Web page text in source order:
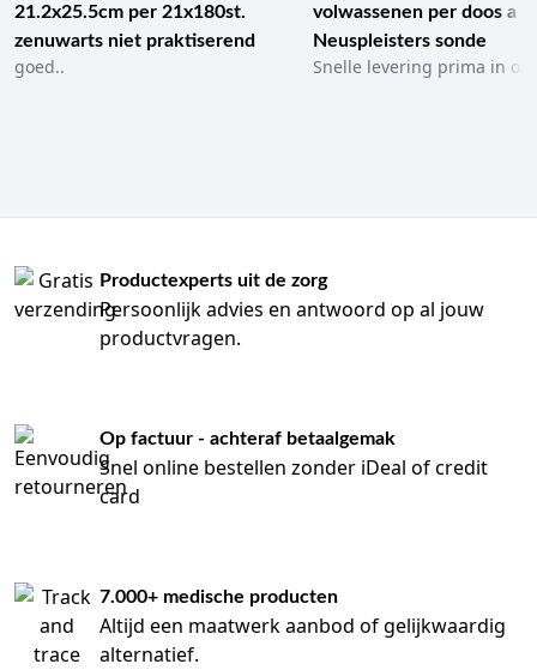
21.2x25.5cm per 21x180st.
zenuwarts niet praktiserend
goed..
volwassenen per doos a
Neuspleisters sonde
Snelle levering prima in
Productexperts uit de zorg
Persoonlijk advies en antwoord op al jouw
productvragen.
Op factuur - achteraf betaalgemak
Snel online bestellen zonder iDeal of credit
card
7.000+ medische producten
Altijd een maatwerk aanbod of gelijkwaardig
alternatief.